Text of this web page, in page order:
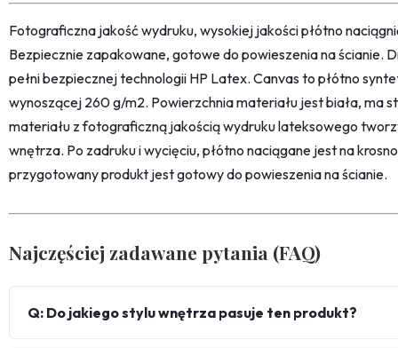
Fotograficzna jakość wydruku, wysokiej jakości płótno
Bezpiecznie zapakowane, gotowe do powieszenia na ścianie.
pełni bezpiecznej technologii HP Latex. Canvas to płótno
wynoszącej 260 g/m2. Powierzchnia materiału jest biała, ma
materiału z fotograficzną jakością wydruku lateksowego
wnętrza. Po zadruku i wycięciu, płótno naciągane jest na
przygotowany produkt jest gotowy do powieszenia na ścianie.
Najczęściej zadawane pytania (FAQ)
Q: Do jakiego stylu wnętrza pasuje ten produkt?